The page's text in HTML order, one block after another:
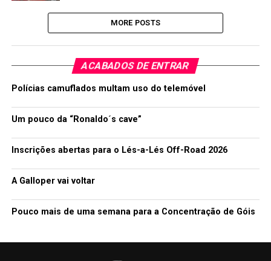
MORE POSTS
ACABADOS DE ENTRAR
Polícias camuflados multam uso do telemóvel
Um pouco da “Ronaldo´s cave”
Inscrições abertas para o Lés-a-Lés Off-Road 2026
A Galloper vai voltar
Pouco mais de uma semana para a Concentração de Góis